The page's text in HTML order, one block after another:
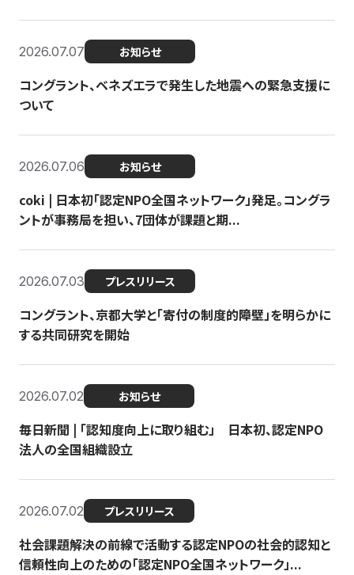
2026.07.07 お知らせ
コングラント、ベネズエラで発生した地震への緊急支援に
ついて
2026.07.06 お知らせ
coki | 日本初「認定NPO全国ネットワーク」発足。コングラ
ントが事務局を担い、7団体が課題と期...
2026.07.03 プレスリリース
コングラント、京都大学と「寄付の制度的障壁」を明らかに
する共同研究を開始
2026.07.02 お知らせ
毎日新聞 | 「認知度向上に取り組む」 日本初、認定NPO
法人の全国組織設立
2026.07.02 プレスリリース
社会課題解決の前線で活動する認定NPOの社会的認知と
信頼性向上のための「認定NPO全国ネットワーク」...